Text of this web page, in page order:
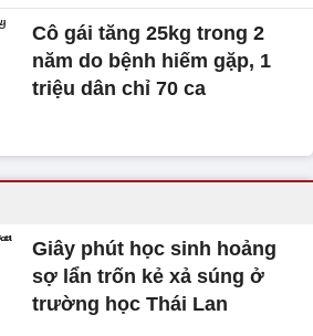
Cô gái tăng 25kg trong 2
năm do bệnh hiếm gặp, 1
triệu dân chỉ 70 ca
Giây phút học sinh hoảng
sợ lẩn trốn kẻ xả súng ở
trường học Thái Lan